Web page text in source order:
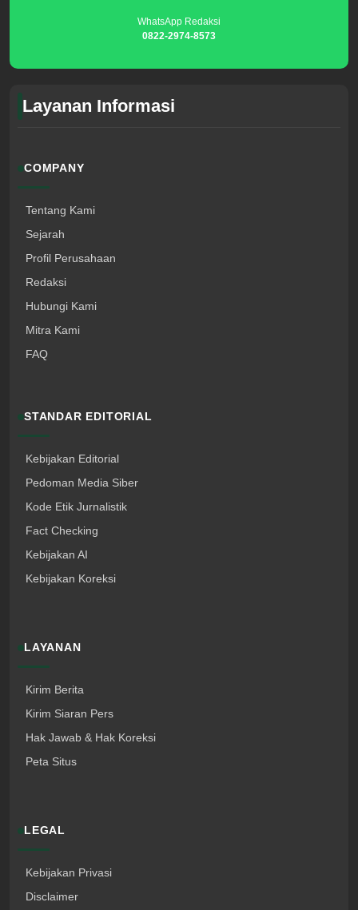
WhatsApp Redaksi
0822-2974-8573
Layanan Informasi
COMPANY
Tentang Kami
Sejarah
Profil Perusahaan
Redaksi
Hubungi Kami
Mitra Kami
FAQ
STANDAR EDITORIAL
Kebijakan Editorial
Pedoman Media Siber
Kode Etik Jurnalistik
Fact Checking
Kebijakan AI
Kebijakan Koreksi
LAYANAN
Kirim Berita
Kirim Siaran Pers
Hak Jawab & Hak Koreksi
Peta Situs
LEGAL
Kebijakan Privasi
Disclaimer